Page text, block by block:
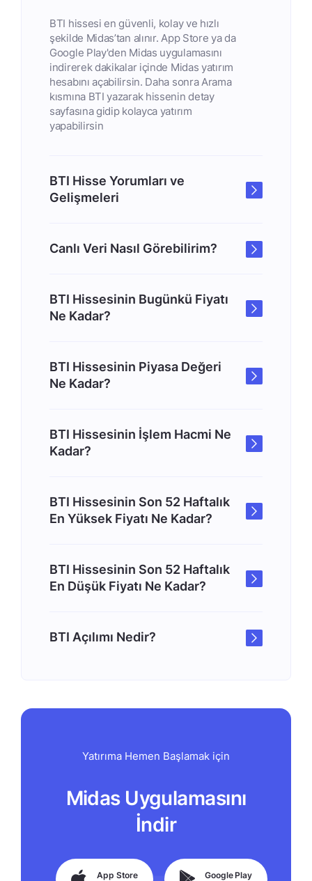
BTI hissesi en güvenli, kolay ve hızlı
şekilde Midas’tan alınır. App Store ya da
Google Play'den Midas uygulamasını
indirerek dakikalar içinde Midas yatırım
hesabını açabilirsin. Daha sonra Arama
kısmına BTI yazarak hissenin detay
sayfasına gidip kolayca yatırım
yapabilirsin
BTI Hisse Yorumları ve
Gelişmeleri
Canlı Veri Nasıl Görebilirim?
BTI Hissesinin Bugünkü Fiyatı
Ne Kadar?
BTI Hissesinin Piyasa Değeri
Ne Kadar?
BTI Hissesinin İşlem Hacmi Ne
Kadar?
BTI Hissesinin Son 52 Haftalık
En Yüksek Fiyatı Ne Kadar?
BTI Hissesinin Son 52 Haftalık
En Düşük Fiyatı Ne Kadar?
BTI Açılımı Nedir?
Yatırıma Hemen Başlamak için
Midas Uygulamasını
İndir
App Store Google Play